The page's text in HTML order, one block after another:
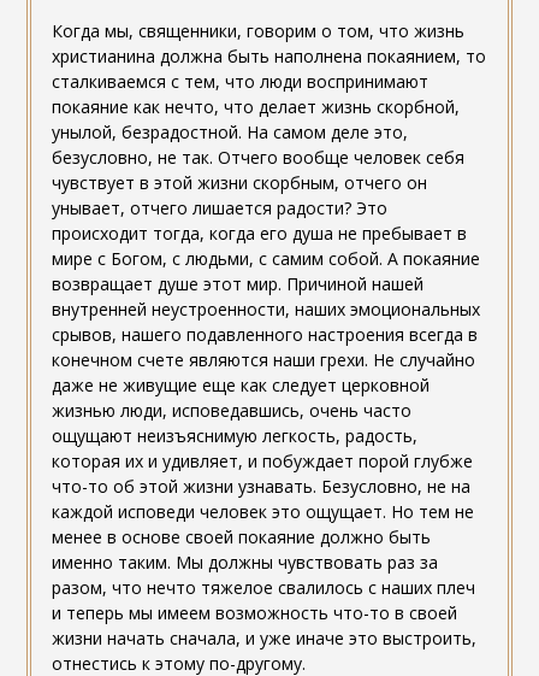
Когда мы, священники, говорим о том, что жизнь
христианина должна быть наполнена покаянием, то
сталкиваемся с тем, что люди воспринимают
покаяние как нечто, что делает жизнь скорбной,
унылой, безрадостной. На самом деле это,
безусловно, не так. Отчего вообще человек себя
чувствует в этой жизни скорбным, отчего он
унывает, отчего лишается радости? Это
происходит тогда, когда его душа не пребывает в
мире с Богом, с людьми, с самим собой. А покаяние
возвращает душе этот мир. Причиной нашей
внутренней неустроенности, наших эмоциональных
срывов, нашего подавленного настроения всегда в
конечном счете являются наши грехи. Не случайно
даже не живущие еще как следует церковной
жизнью люди, исповедавшись, очень часто
ощущают неизъяснимую легкость, радость,
которая их и удивляет, и побуждает порой глубже
что-то об этой жизни узнавать. Безусловно, не на
каждой исповеди человек это ощущает. Но тем не
менее в основе своей покаяние должно быть
именно таким. Мы должны чувствовать раз за
разом, что нечто тяжелое свалилось с наших плеч
и теперь мы имеем возможность что-то в своей
жизни начать сначала, и уже иначе это выстроить,
отнестись к этому по-другому.